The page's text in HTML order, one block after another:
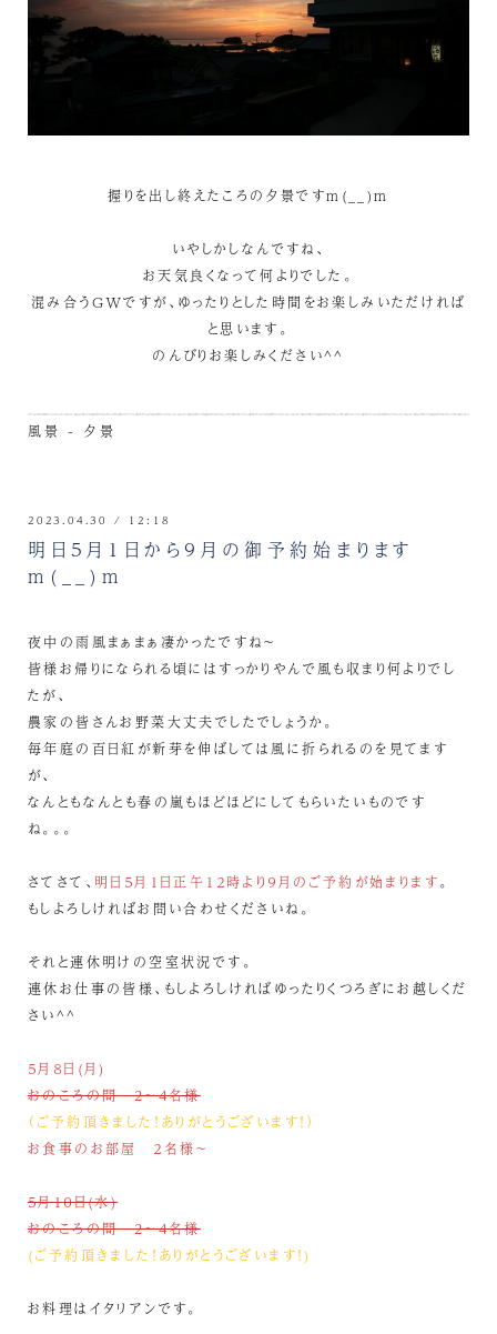
握りを出し終えたころの夕景ですm(__)m
いやしかしなんですね、
お天気良くなって何よりでした。
混み合うGWですが、ゆったりとした時間をお楽しみいただければ
と思います。
のんびりお楽しみください^^
風景 - 夕景
2023.04.30 / 12:18
明日5月1日から9月の御予約始まります
m(__)m
夜中の雨風まぁまぁ凄かったですね～
皆様お帰りになられる頃にはすっかりやんで風も収まり何よりでし
たが、
農家の皆さんお野菜大丈夫でしたでしょうか。
毎年庭の百日紅が新芽を伸ばしては風に折られるのを見てます
が、
なんともなんとも春の嵐もほどほどにしてもらいたいものです
ね。。。
さてさて、 明日５月１日正午１２時より９月のご予約が始まります。
もしよろしければお問い合わせくださいね。
それと連休明けの空室状況です。
連休お仕事の皆様、もしよろしければゆったりくつろぎにお越しくだ
さい^^
５月８日(月)
おのころの間 2～4名様
（ご予約頂きました！ありがとうございます！）
お食事のお部屋 ２名様～
５月１０日(水)
おのころの間 2～4名様
(ご予約頂きました！ありがとうございます！)
お料理はイタリアンです。